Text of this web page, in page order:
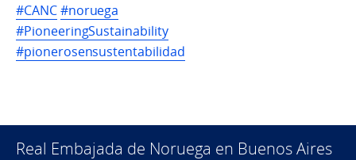
#CANC#noruega
#PioneeringSustainability
#pionerosensustentabilidad
Real Embajada de Noruega en Buenos Aires